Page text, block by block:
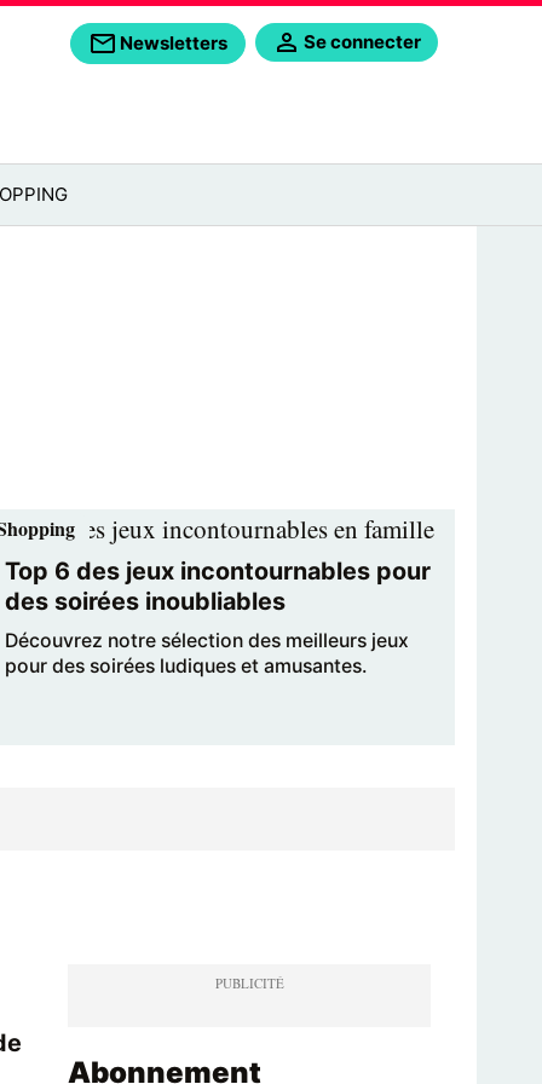
Newsletters Se connecter
Top 6 des jeux incontournables pour
des soirées inoubliables
Découvrez notre sélection des meilleurs jeux
pour des soirées ludiques et amusantes.
Abonnement